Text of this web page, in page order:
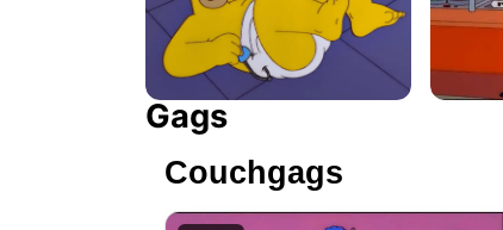
Gags
Couchgags